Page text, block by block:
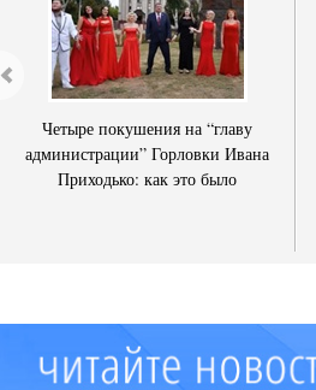
Четыре покушения на “главу
администрации” Горловки Ивана
Приходько: как это было